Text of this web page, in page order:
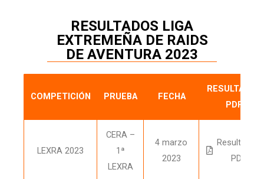
RESULTADOS LIGA
EXTREMEÑA DE RAIDS
DE AVENTURA 2023
COMPETICIÓN PRUEBA FECHA
RESULTADOS
PDF
LEXRA 2023
CERA –
1ª
LEXRA
4 marzo
2023
Resultados
PDF